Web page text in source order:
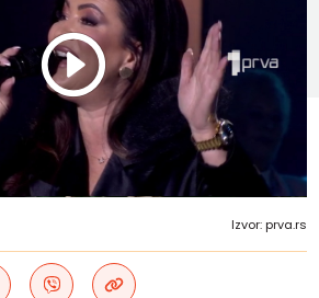
Play
Izvor: prva.rs